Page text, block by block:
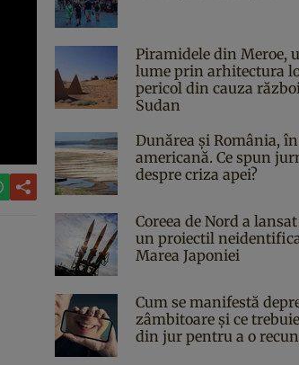
Piramidele din Meroe,
lume prin arhitectura
pericol din cauza
Sudan
Dunărea și România,
americană. Ce spun
despre criza apei?
Coreea de Nord a
un proiectil
Marea Japoniei
Cum se manifestă
zâmbitoare și ce
din jur pentru a o